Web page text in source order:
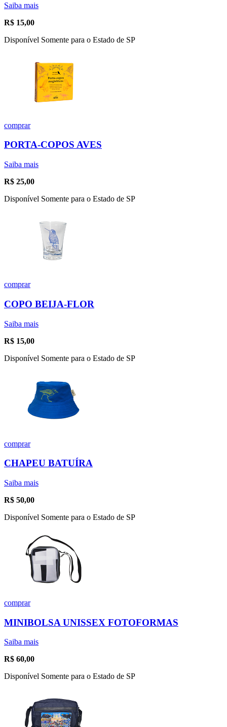
Saiba mais
R$ 15,00
Disponível Somente para o Estado de SP
comprar
PORTA-COPOS AVES
Saiba mais
R$ 25,00
Disponível Somente para o Estado de SP
comprar
COPO BEIJA-FLOR
Saiba mais
R$ 15,00
Disponível Somente para o Estado de SP
comprar
CHAPEU BATUÍRA
Saiba mais
R$ 50,00
Disponível Somente para o Estado de SP
comprar
MINIBOLSA UNISSEX FOTOFORMAS
Saiba mais
R$ 60,00
Disponível Somente para o Estado de SP